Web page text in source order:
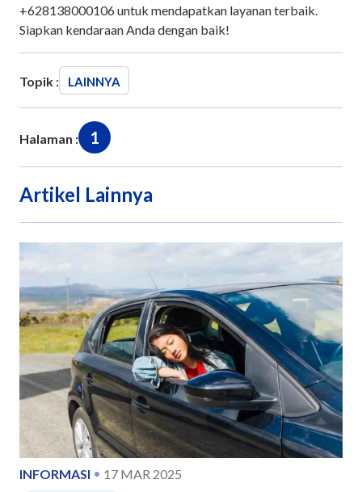
+628138000106 untuk mendapatkan layanan terbaik.
Siapkan kendaraan Anda dengan baik!
Topik : LAINNYA
Halaman : 1
Artikel Lainnya
INFORMASI 17 MAR 2025